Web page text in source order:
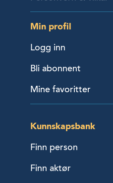
Min profil
Logg inn
Bli abonnent
Mine favoritter
Kunnskapsbank
Finn person
Finn aktør